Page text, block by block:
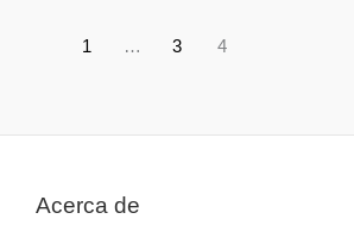
1 … 3 4
Acerca de